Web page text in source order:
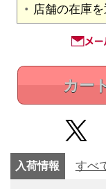
店舗の在庫
カー
入荷情報 すべ